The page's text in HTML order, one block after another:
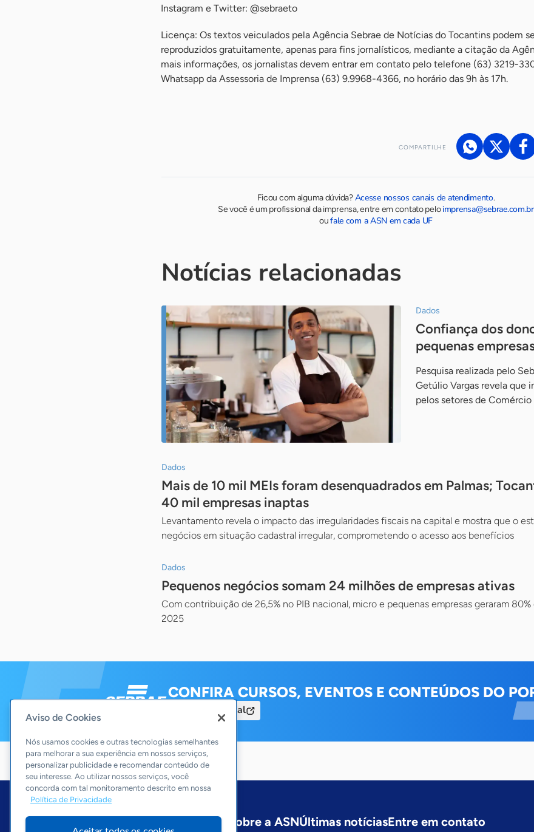
Instagram e Twitter: @sebraeto
Licença: Os textos veiculados pela Agência Sebrae de Notícias do Tocantins podem
reproduzidos gratuitamente, apenas para fins jornalísticos, mediante a citação da
mais informações, os jornalistas devem entrar em contato pelo telefone (63) 3219-
Whatsapp da Assessoria de Imprensa (63) 9.9968-4366, no horário das 9h às 17h.
COMPARTILHE
Ficou com alguma dúvida?Acesse nossos canais de atendimento.
Se você é um profissional da imprensa, entre em contato peloimprensa@sebrae.com.br
oufale com a ASN em cada UF
Notícias relacionadas
Dados
Confiança dos
pequenas
Pesquisa realizada pelo
Getúlio Vargas revela que
pelos setores de Comércio
Dados
Mais de 10 mil MEIs foram desenquadrados em Palmas;
40 mil empresas inaptas
Levantamento revela o impacto das irregularidades fiscais na capital e mostra que o
negócios em situação cadastral irregular, comprometendo o acesso aos benefícios
Dados
Pequenos negócios somam 24 milhões de empresas ativas
Com contribuição de 26,5% no PIB nacional, micro e pequenas empresas geraram 80%
2025
CONFIRA CURSOS, EVENTOS E CONTEÚDOS DO
Acesse o Portal
Podcast Sobre a ASNÚltimas notíciasEntre em contato
Aviso de Cookies
Nós usamos cookies e outras tecnologias semelhantes
para melhorar a sua experiência em nossos serviços,
personalizar publicidade e recomendar conteúdo de
seu interesse. Ao utilizar nossos serviços, você
concorda com tal monitoramento descrito em nossa
Política de Privacidade